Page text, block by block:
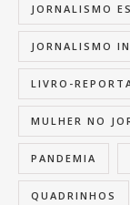
JORNALISMO
JORNALISMO
LIVRO-
MULHER NO
PANDEMIA
QUADRINHOS